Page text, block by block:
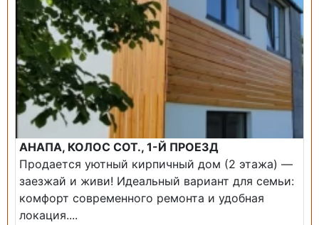
АНАПА, КОЛОС СОТ., 1-Й ПРОЕЗД
Продается уютный кирпичный дом (2 этажа) —
заезжай и живи! ​Идеальный вариант для семьи:
комфорт современного ремонта и удобная
локация....